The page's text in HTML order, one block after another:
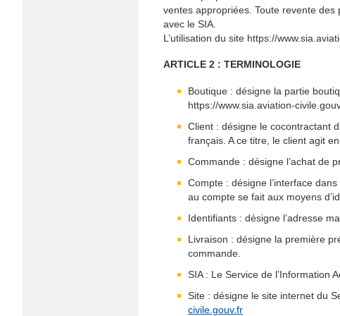
ventes appropriées. Toute revente
avec le SIA.
L’utilisation du site https://
ARTICLE 2 : TERMINOLOGIE
Boutique : désigne la partie
https://www.sia.aviation-
Client : désigne le cocontractant
français. A ce titre, le client agit
Commande : désigne l’achat de
Compte : désigne l’interface
au compte se fait aux moyens
Identifiants : désigne l’adresse
Livraison : désigne la première
commande.
SIA : Le Service de l’Information
Site : désigne le site internet du
civile.gouv.fr